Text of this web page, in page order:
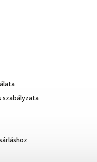
szabályzata